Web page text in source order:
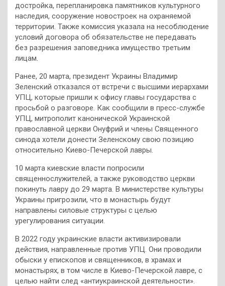
достройка, перепланировка памятников культурного
наследия, сооружение новостроек на охраняемой
территории. Также комиссия указала на несоблюдение
условий договора об обязательстве не передавать
без разрешения заповедника имущество третьим
лицам.
Ранее, 20 марта, президент Украины Владимир
Зеленский отказался от встречи с высшими иерархами
УПЦ, которые пришли к офису главы государства с
просьбой о разговоре. Как сообщили в пресс-службе
УПЦ, митрополит канонической Украинской
православной церкви Онуфрий и члены Священного
синода хотели донести Зеленскому свою позицию
относительно Киево-Печерской лавры.
10 марта киевские власти попросили
священнослужителей, а также руководство церкви
покинуть лавру до 29 марта. В министерстве культуры
Украины пригрозили, что в монастырь будут
направлены силовые структуры с целью
урегулирования ситуации.
В 2022 году украинские власти активизировали
действия, направленные против УПЦ. Они проводили
обыски у епископов и священников, в храмах и
монастырях, в том числе в Киево-Печерской лавре, с
целью найти след «антиукраинской деятельности».